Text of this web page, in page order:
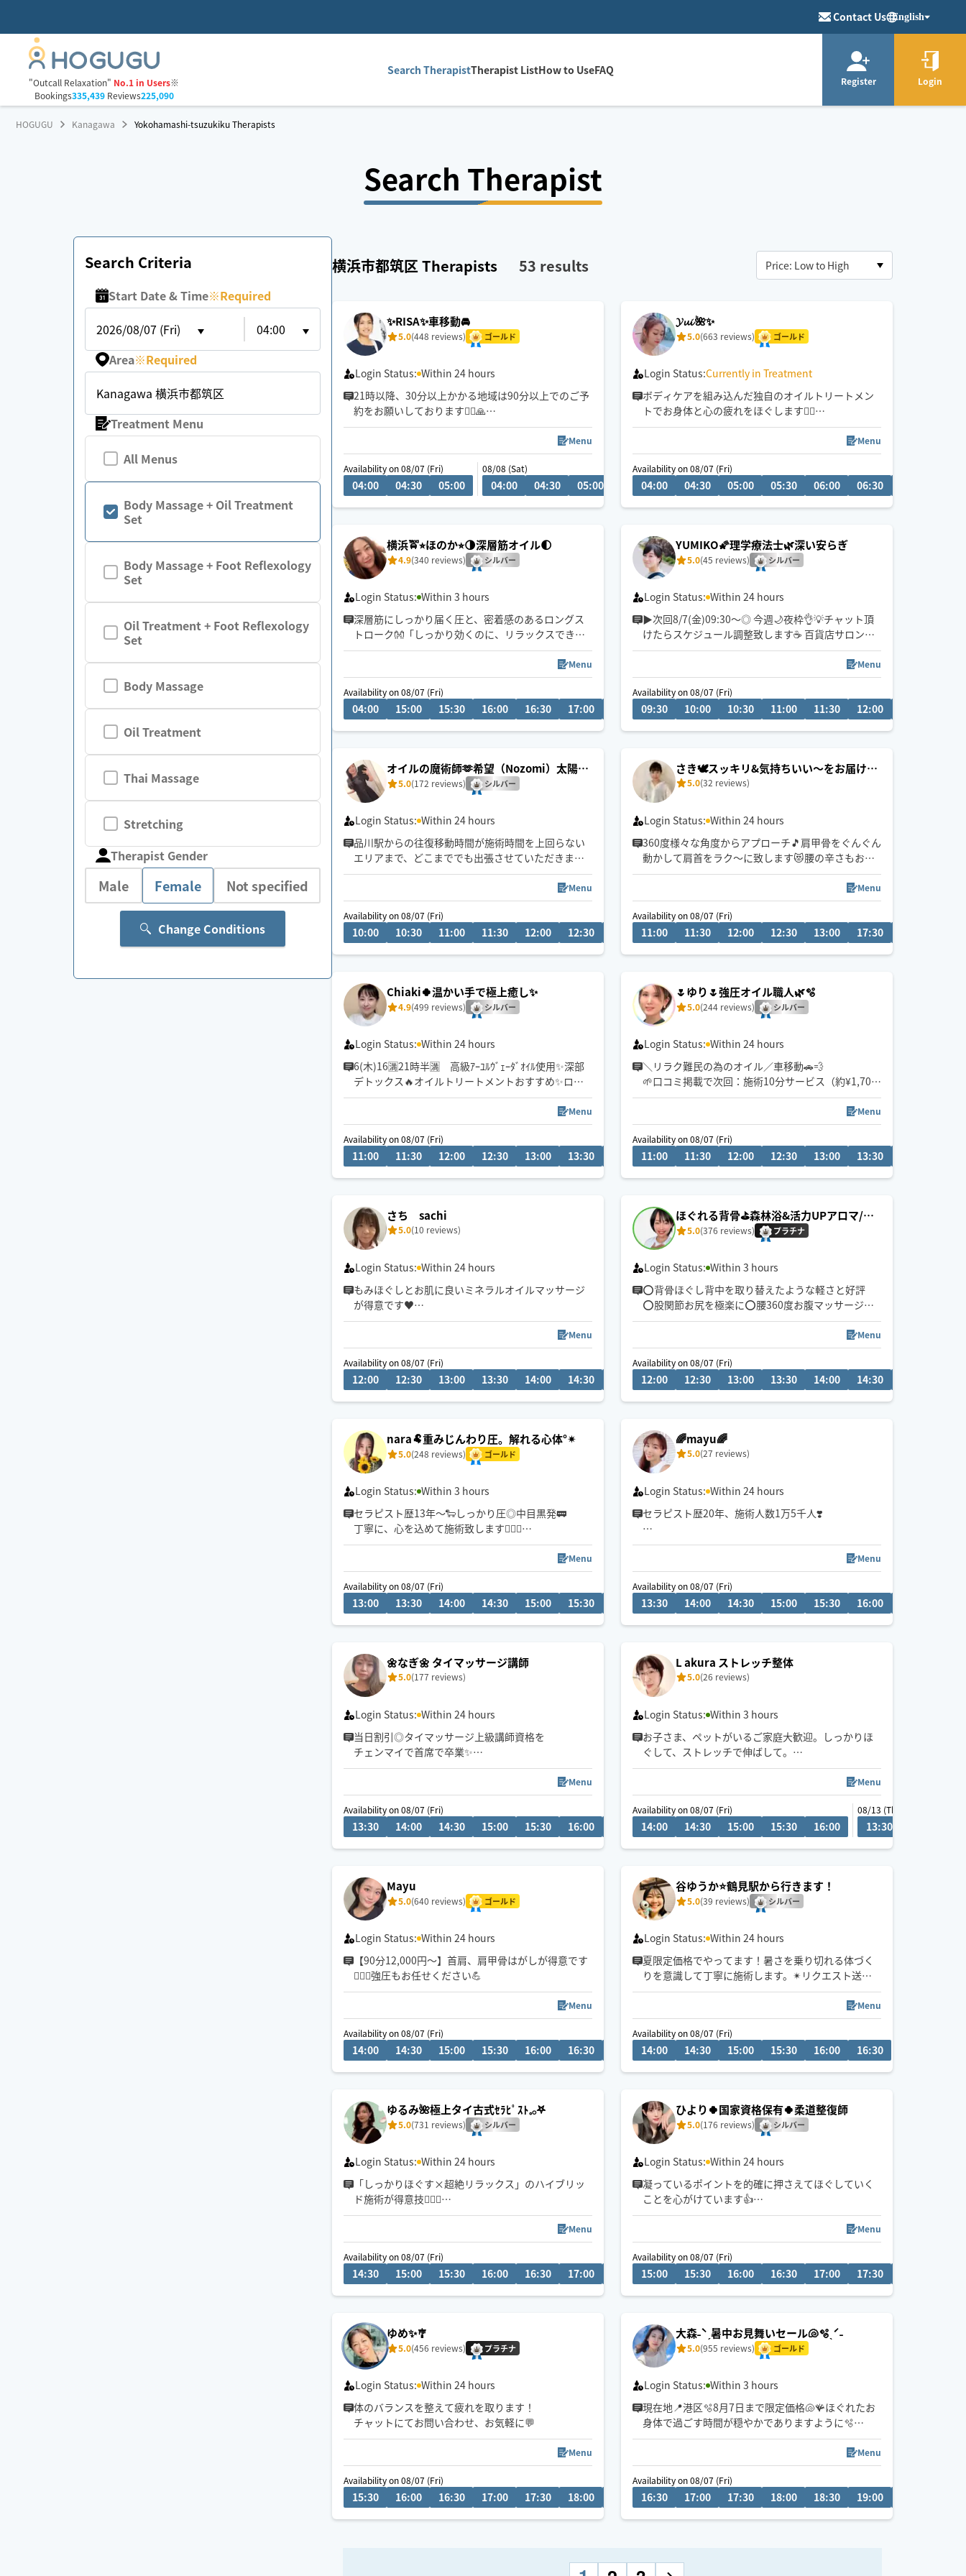
Contact Us English
"Outcall Relaxation" No.1 in Users※
Bookings335,439Reviews225,090
Search TherapistTherapist ListHow to UseFAQ
Register Login
HOGUGU Kanagawa Yokohamashi-tsuzukiku Therapists
Search Therapist
Search Criteria
Start Date & Time※Required
2026/08/07 (Fri)
04:00
Area※Required
Kanagawa 横浜市都筑区
Treatment Menu
All Menus
Body Massage + Oil Treatment
Set
Body Massage + Foot Reflexology
Set
Oil Treatment + Foot Reflexology
Set
Body Massage
Oil Treatment
Thai Massage
Stretching
Therapist Gender
Male Female Not specified
Change Conditions
横浜市都筑区 Therapists 53 results
✨RISA✨車移動🚘
5.0(448 reviews) ゴールド
Login Status: Within 24 hours
21時以降、30分以上かかる地域は90分以上でのご予
約をお願いしております🙇‍♀️🙏
八王子市南大沢拠点になります。
施術中、運転中は返信が遅くなる場合がございます
💦
ご希望のお日にちが空いていない場合、別日にてご
予約頂き、チャットでご相談頂ければ可能な場合も
Menu
Availability on 08/07 (Fri)
04:00 04:30 05:00
08/08 (Sat)
04:00 04:30 05:00 05:30 06:00 06:30 07:00 07:30 08:00
𝓨𝓾𝓲 🌺✨
5.0(663 reviews) ゴールド
Login Status:Currently in Treatment
ボディケアを組み込んだ独自のオイルトリートメン
トでお身体と心の疲れをほぐします💆‍♀️
180分以上のご延長可能🍀
🌟お問合せ多い為、チャットは場所詳細・日時を記
入の上お願いします🙌
※予約可能な移動距離と施術時間↓
プロフ必読⚠️
Menu
Availability on 08/07 (Fri)
04:00 04:30 05:00 05:30 06:00 06:30
横浜🚖⭐︎ほのか⭐︎🌗深層筋オイル🌓
4.9(340 reviews) シルバー
Login Status: Within 3 hours
深層筋にしっかり届く圧と、密着感のあるロングス
トローク👐「しっかり効くのに、リラックスでき
る」そんなバランスの取れた施術を心がけていま
す。香りや音楽を使った施術で贅沢にリラックス♪
寒い日にはホットアイテムをお持ちします。明日が
気持ち良く幸せに過ごせますように！🌿
Menu
Availability on 08/07 (Fri)
04:00 15:00 15:30 16:00 16:30 17:00 18:00 18:30 19:00 19:30 20:00
YUMIKO🌠理学療法士🌿深い安らぎ
5.0(45 reviews) シルバー
Login Status: Within 24 hours
▶︎次回8/7(金)09:30〜◎ 今週🌙夜枠👌💡チャット頂
けたらスケジュール調整致します☕️ 百貨店サロンの
技術をご自宅で🫧✨心を込めて施術致します💫✋
お疲れに合わせて、施術箇所のカスタマイズ出来ま
す🕊️
アロマ5種&ホホバオイルご用意しています🪷ゆっく
りお選び下さい👌
Menu
Availability on 08/07 (Fri)
09:30 10:00 10:30 11:00 11:30 12:00
オイルの魔術師🫶希望（Nozomi）太陽の
手のディープリンパ
5.0(172 reviews) シルバー
Login Status: Within 24 hours
品川駅からの往復移動時間が施術時間を上回らない
エリアまで、どこまででも出張させていただきます
🕊️（運転免許は自主返納済）
9:30〜港区・品川区・大田区のみ早着可
10:30〜その他エリアはメッセージにて要相談
Menu
Availability on 08/07 (Fri)
10:00 10:30 11:00 11:30 12:00 12:30 13:30 14:00 14:30 15:00 15:30
さき🕊️スッキリ&気持ちいい〜をお届け🕊️
✨ 5.0(32 reviews)
Login Status: Within 24 hours
360度様々な角度からアプローチ🎵肩甲骨をぐんぐん
動かして肩首をラク〜に致します😻腰の辛さもお任
せください！お尻の深部にアプローチ🏹✨
フェイシャルマッサージもおすすめです(^^)フェイ
シャルのみご希望の方はオイル60分でご予約くださ
い✨
Menu
Availability on 08/07 (Fri)
11:00 11:30 12:00 12:30 13:00 17:30
Chiaki🍀温かい手で極上癒し✨
4.9(499 reviews) シルバー
Login Status: Within 24 hours
6(木)16🈵21時半🈵 高級ｱｰﾕﾙｳﾞｪｰﾀﾞｵｲﾙ使用✨深部
デトックス🔥オイルトリートメントおすすめ✨ロン
グコースがお🉐自律神経を整えて快眠へ😴🌈全コー
23時半まで対応可能の場所もありますので、事前に
相談くださいませ。
🤱👶も🐕🐈も🙆‍♀️お2人以上でのご予約も大歓迎
Menu
Availability on 08/07 (Fri)
11:00 11:30 12:00 12:30 13:00 13:30 14:30 15:00 15:30 16:00 16:30
🌷ゆり🌷強圧オイル職人🌿🫧
5.0(244 reviews) シルバー
Login Status: Within 24 hours
＼リラク難民の為のオイル／車移動🚗💨
🌱口コミ掲載で次回：施術10分サービス（約¥1,700
相当）
🌿 ほぐし特化×オイルの心地よさ💛
じわぁっと深層筋膜、筋肉、にアプローチで骨格ケ
アオイル🦴
とにかく痛気持ちいいを極めました🍀
Menu
Availability on 08/07 (Fri)
11:00 11:30 12:00 12:30 13:00 13:30
さち sachi
5.0(10 reviews)
Login Status: Within 24 hours
もみほぐしとお肌に良いミネラルオイルマッサージ
が得意です♥️
手が温かいとよく言われます（╹◡╹）🌟
リンパ系の持病をもつ娘のために
リンパマッサージを習っています
もあるのでメッセージいただけると嬉しいです🍀
心を込めて施術しますので
呼んでください💕
Menu
Availability on 08/07 (Fri)
12:00 12:30 13:00 13:30 14:00 14:30 15:30 16:00 16:30 17:00 17:30
ほぐれる背骨⛳️森林浴&活力UPアロマ/無
香オイル
5.0(376 reviews) プラチナ
Login Status: Within 3 hours
⭕️背骨ほぐし背中を取り替えたような軽さと好評
⭕️股関節お尻を極楽に⭕️腰360度お腹マッサージで
リラックスMAX⭕️じっくり首肩ケアはリハビリ科医
絶賛⭕️疲労回復スポーツオイルマッサージ⭕️リラク
ゼーションオイルの技術は🇦🇺オーストラリア国家
資格の品質で多種多様なアプローチ
💪
Menu
Availability on 08/07 (Fri)
12:00 12:30 13:00 13:30 14:00 14:30
nara🐏重みじんわり圧。解れる心体°✴︎
5.0(248 reviews) ゴールド
Login Status: Within 3 hours
セラピスト歴13年〜🐑しっかり圧◎中目黒発🚃
丁寧に、心を込めて施術致します🧚‍♀️✨
重みのある指圧が得意🙆‍♀️
※中目黒から1時間以上かかる場合はお断りすること
があります。
【90分以上の方を優先してリクエスト承ります】
Menu
Availability on 08/07 (Fri)
13:00 13:30 14:00 14:30 15:00 15:30 16:30 17:00 19:00 19:30 20:00
🌈mayu🌈
5.0(27 reviews)
Login Status: Within 24 hours
セラピスト歴20年、施術人数1万5千人❣️
肩こり、浮腫、自律神経不調、全身の疲れならお任
強圧~弱めまでのオイルマッサージが1番得意です👐
ヘッド、お顔、足つぼもできますよろしくお願いし
チャットメッセージくださいね^^
90分以上の施術から承ります！
Menu
Availability on 08/07 (Fri)
13:30 14:00 14:30 15:00 15:30 16:00
🌼なぎ🌼 タイマッサージ講師
5.0(177 reviews)
Login Status: Within 24 hours
当日割引◎タイマッサージ上級講師資格を
チェンマイで首席で卒業✨
その日のお体の状態に合わせた施術🙆🏻‍♀️
癒しをお届け致します☺️🍀
Menu
Availability on 08/07 (Fri)
13:30 14:00 14:30 15:00 15:30 16:00 17:00 17:30 18:00 18:30 19:00
L akura ストレッチ整体
5.0(26 reviews)
Login Status: Within 3 hours
お子さま、ペットがいるご家庭大歓迎。しっかりほ
ぐして、ストレッチで伸ばして。
運動不足な方もスッキリしますよ。
経歴→整体師歴20年。子どもが2人います。子育て中
は休業してましたが、ベビーマッサージインストラ
クターの資格を取得。地域の子育てサロンでベビー
Menu
Availability on 08/07 (Fri)
14:00 14:30 15:00 15:30 16:00
08/13 (Thu)
13:30
Mayu
5.0(640 reviews) ゴールド
Login Status: Within 24 hours
【90分12,000円〜】首肩、肩甲骨はがしが得意です
💆‍♀️✨強圧もお任せください💪
Menu
Availability on 08/07 (Fri)
14:00 14:30 15:00 15:30 16:00 16:30 17:30 18:00 18:30 19:00 19:30
谷ゆうか⭐️鶴見駅から行きます！
5.0(39 reviews) シルバー
Login Status: Within 24 hours
夏限定価格でやってます！暑さを乗り切れる体づく
りを意識して丁寧に施術します。✴︎リクエスト送っ
ていただいた後メッセージお送りしてますので必ず
Menu
Availability on 08/07 (Fri)
14:00 14:30 15:00 15:30 16:00 16:30
ゆるみ🌺極上タイ古式ｾﾗﾋﾟｽﾄ𓈒𓂂𖤐
5.0(731 reviews) シルバー
Login Status: Within 24 hours
「しっかりほぐす×超絶リラックス」のハイブリッ
ド施術が得意技✊🏻🍉
“ 気持ちいいのに効果もすごい！” をモットーに満足
度💯な施術をさせていただきます🤝🏻✨
肩＆首こり/腰痛/頭痛/不眠/だるさ/脚の疲れ
🌷お願い✍🏻
リクエスト送信後、必ずチャットをご確認くださ
い。安心安全なお取引を♪
Menu
Availability on 08/07 (Fri)
14:30 15:00 15:30 16:00 16:30 17:00 18:00 18:30 19:00 19:30 20:00
ひより🍀国家資格保有🍀柔道整復師
5.0(176 reviews) シルバー
Login Status: Within 24 hours
凝っているポイントを的確に押さえてほぐしていく
ことを心がけています👍
ご希望をお伺いしながら、お客様の好みに合わせた
施術をさせていただきます🌿
170件のレビューありがとうございます🙇🏻‍♀️💫
Menu
Availability on 08/07 (Fri)
15:00 15:30 16:00 16:30 17:00 17:30
ゆめ✨🎐
5.0(456 reviews) プラチナ
Login Status: Within 24 hours
体のバランスを整えて疲れを取ります！
チャットにてお問い合わせ、お気軽に💬
Menu
Availability on 08/07 (Fri)
15:30 16:00 16:30 17:00 17:30 18:00 19:00 19:30 20:00 20:30 21:00
大森˗ˋˏ暑中お見舞いセール🐚🫧ˎˊ˗
5.0(955 reviews) ゴールド
Login Status: Within 3 hours
現在地📍港区🫧8月7日まで限定価格🐚🪸ほぐれたお
身体で過ごす時間が穏やかでありますように🫧
いつもご利用くださるお客様ありがとうございます
🫧
感謝の気持ちと祈りを施術に込めて活動しています
🐚🫧
Menu
Availability on 08/07 (Fri)
16:30 17:00 17:30 18:00 18:30 19:00